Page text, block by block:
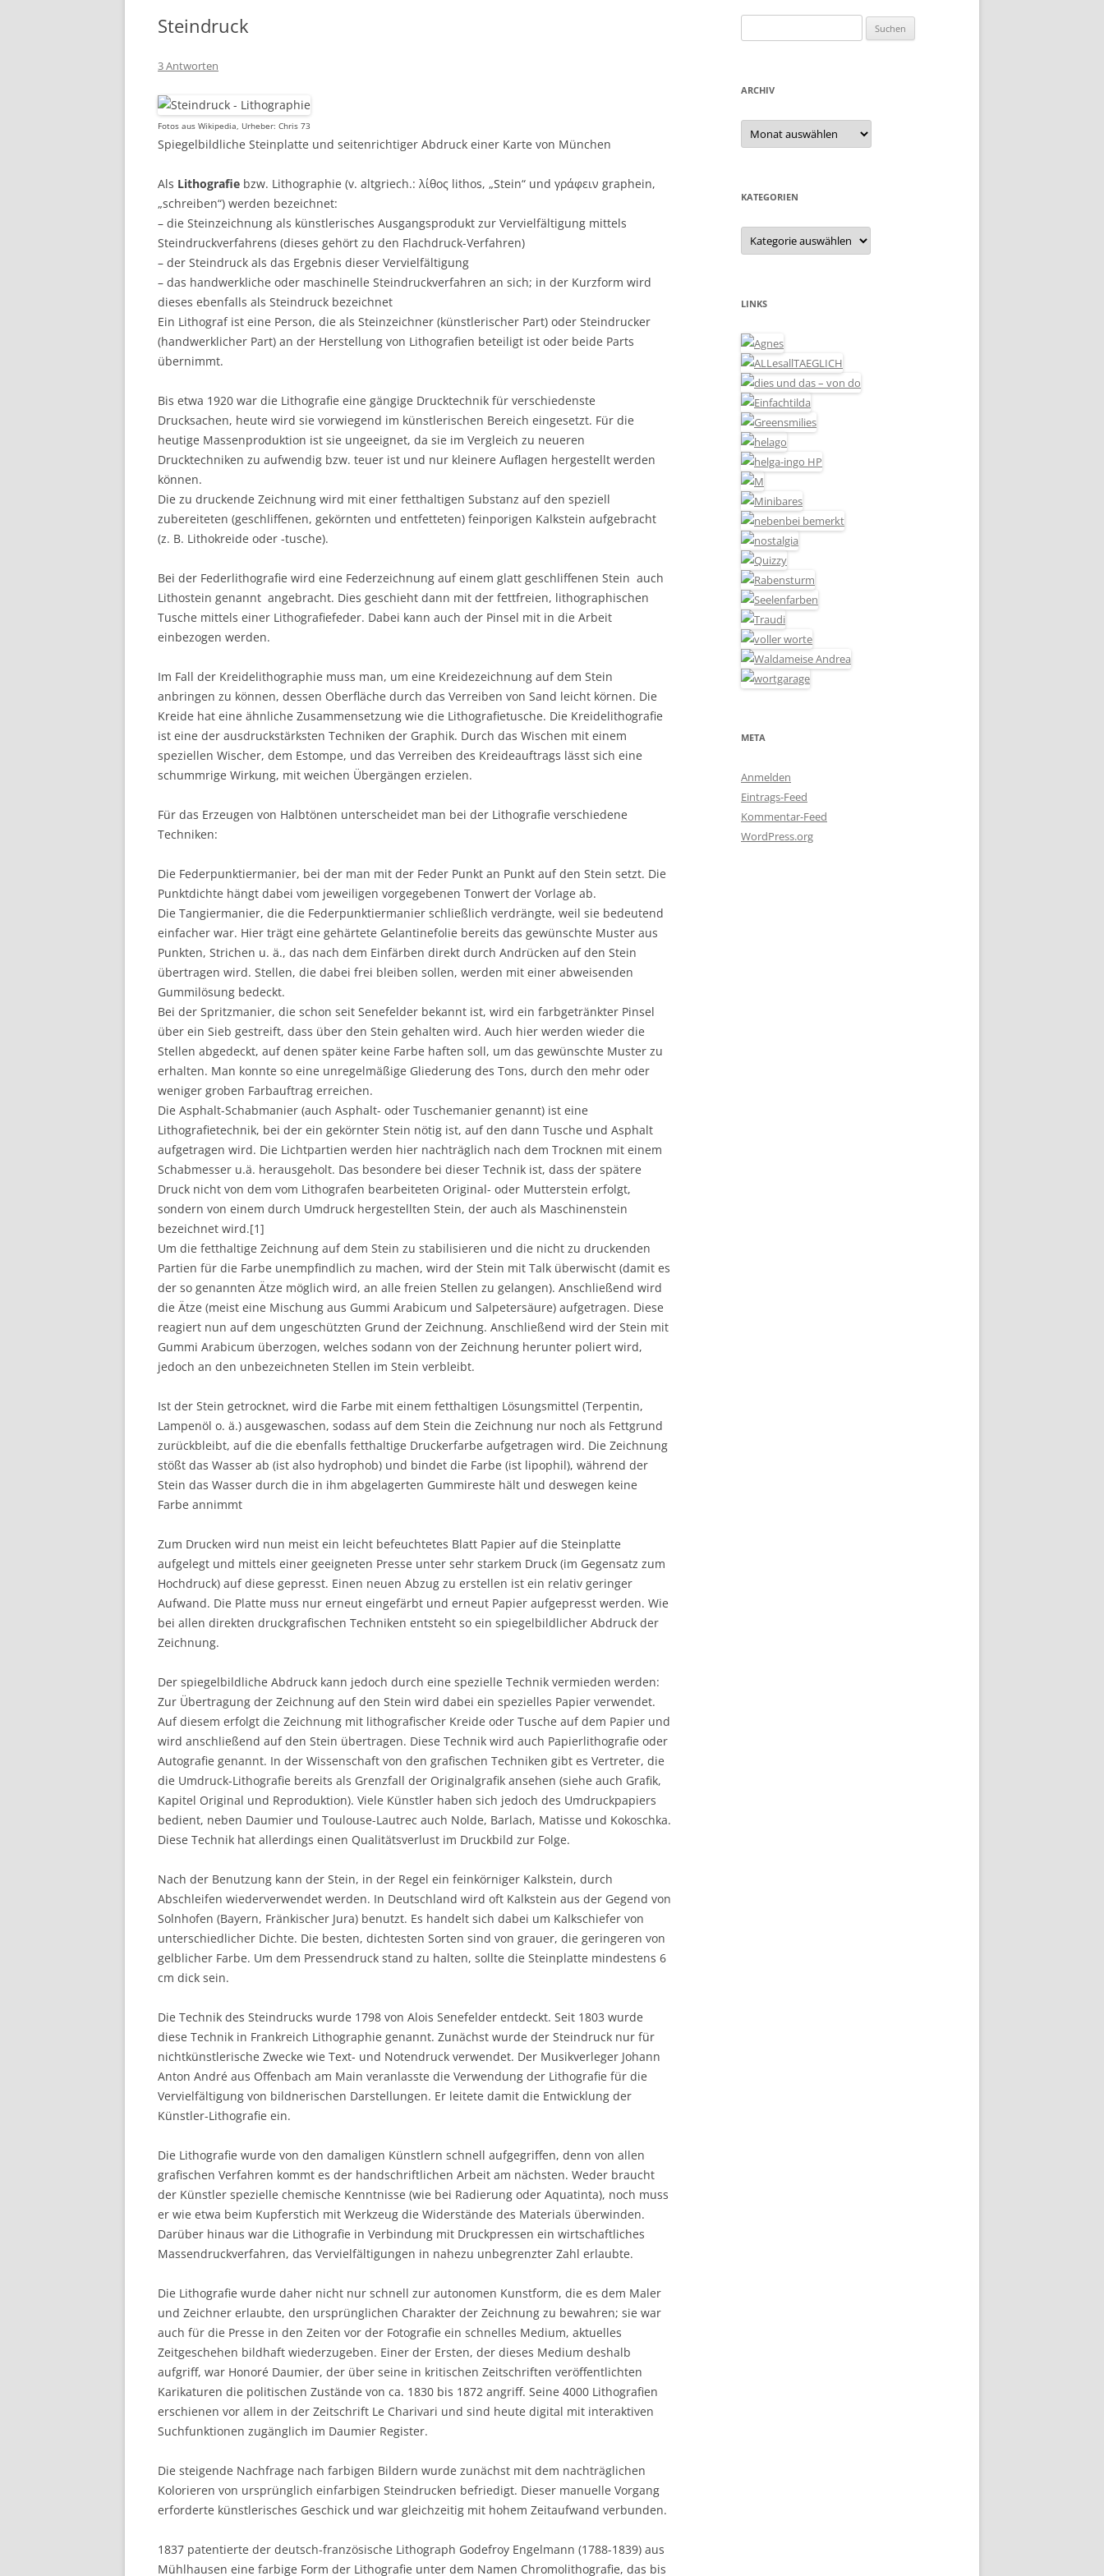
Steindruck
3 Antworten
Fotos aus Wikipedia, Urheber: Chris 73
Spiegelbildliche Steinplatte und seitenrichtiger Abdruck einer Karte von München
Als Lithografie bzw. Lithographie (v. altgriech.: λίθος lithos, „Stein“ und γράφειν graphein,
„schreiben“) werden bezeichnet:
– die Steinzeichnung als künstlerisches Ausgangsprodukt zur Vervielfältigung mittels
Steindruckverfahrens (dieses gehört zu den Flachdruck-Verfahren)
– der Steindruck als das Ergebnis dieser Vervielfältigung
– das handwerkliche oder maschinelle Steindruckverfahren an sich; in der Kurzform wird
dieses ebenfalls als Steindruck bezeichnet
Ein Lithograf ist eine Person, die als Steinzeichner (künstlerischer Part) oder Steindrucker
(handwerklicher Part) an der Herstellung von Lithografien beteiligt ist oder beide Parts
übernimmt.
Bis etwa 1920 war die Lithografie eine gängige Drucktechnik für verschiedenste
Drucksachen, heute wird sie vorwiegend im künstlerischen Bereich eingesetzt. Für die
heutige Massenproduktion ist sie ungeeignet, da sie im Vergleich zu neueren
Drucktechniken zu aufwendig bzw. teuer ist und nur kleinere Auflagen hergestellt werden
können.
Die zu druckende Zeichnung wird mit einer fetthaltigen Substanz auf den speziell
zubereiteten (geschliffenen, gekörnten und entfetteten) feinporigen Kalkstein aufgebracht
(z. B. Lithokreide oder -tusche).
Bei der Federlithografie wird eine Federzeichnung auf einem glatt geschliffenen Stein  auch
Lithostein genannt  angebracht. Dies geschieht dann mit der fettfreien, lithographischen
Tusche mittels einer Lithografiefeder. Dabei kann auch der Pinsel mit in die Arbeit
einbezogen werden.
Im Fall der Kreidelithographie muss man, um eine Kreidezeichnung auf dem Stein
anbringen zu können, dessen Oberfläche durch das Verreiben von Sand leicht körnen. Die
Kreide hat eine ähnliche Zusammensetzung wie die Lithografietusche. Die Kreidelithografie
ist eine der ausdruckstärksten Techniken der Graphik. Durch das Wischen mit einem
speziellen Wischer, dem Estompe, und das Verreiben des Kreideauftrags lässt sich eine
schummrige Wirkung, mit weichen Übergängen erzielen.
Für das Erzeugen von Halbtönen unterscheidet man bei der Lithografie verschiedene
Techniken:
Die Federpunktiermanier, bei der man mit der Feder Punkt an Punkt auf den Stein setzt. Die
Punktdichte hängt dabei vom jeweiligen vorgegebenen Tonwert der Vorlage ab.
Die Tangiermanier, die die Federpunktiermanier schließlich verdrängte, weil sie bedeutend
einfacher war. Hier trägt eine gehärtete Gelantinefolie bereits das gewünschte Muster aus
Punkten, Strichen u. ä., das nach dem Einfärben direkt durch Andrücken auf den Stein
übertragen wird. Stellen, die dabei frei bleiben sollen, werden mit einer abweisenden
Gummilösung bedeckt.
Bei der Spritzmanier, die schon seit Senefelder bekannt ist, wird ein farbgetränkter Pinsel
über ein Sieb gestreift, dass über den Stein gehalten wird. Auch hier werden wieder die
Stellen abgedeckt, auf denen später keine Farbe haften soll, um das gewünschte Muster zu
erhalten. Man konnte so eine unregelmäßige Gliederung des Tons, durch den mehr oder
weniger groben Farbauftrag erreichen.
Die Asphalt-Schabmanier (auch Asphalt- oder Tuschemanier genannt) ist eine
Lithografietechnik, bei der ein gekörnter Stein nötig ist, auf den dann Tusche und Asphalt
aufgetragen wird. Die Lichtpartien werden hier nachträglich nach dem Trocknen mit einem
Schabmesser u.ä. herausgeholt. Das besondere bei dieser Technik ist, dass der spätere
Druck nicht von dem vom Lithografen bearbeiteten Original- oder Mutterstein erfolgt,
sondern von einem durch Umdruck hergestellten Stein, der auch als Maschinenstein
bezeichnet wird.[1]
Um die fetthaltige Zeichnung auf dem Stein zu stabilisieren und die nicht zu druckenden
Partien für die Farbe unempfindlich zu machen, wird der Stein mit Talk überwischt (damit es
der so genannten Ätze möglich wird, an alle freien Stellen zu gelangen). Anschließend wird
die Ätze (meist eine Mischung aus Gummi Arabicum und Salpetersäure) aufgetragen. Diese
reagiert nun auf dem ungeschützten Grund der Zeichnung. Anschließend wird der Stein mit
Gummi Arabicum überzogen, welches sodann von der Zeichnung herunter poliert wird,
jedoch an den unbezeichneten Stellen im Stein verbleibt.
Ist der Stein getrocknet, wird die Farbe mit einem fetthaltigen Lösungsmittel (Terpentin,
Lampenöl o. ä.) ausgewaschen, sodass auf dem Stein die Zeichnung nur noch als Fettgrund
zurückbleibt, auf die die ebenfalls fetthaltige Druckerfarbe aufgetragen wird. Die Zeichnung
stößt das Wasser ab (ist also hydrophob) und bindet die Farbe (ist lipophil), während der
Stein das Wasser durch die in ihm abgelagerten Gummireste hält und deswegen keine
Farbe annimmt
Zum Drucken wird nun meist ein leicht befeuchtetes Blatt Papier auf die Steinplatte
aufgelegt und mittels einer geeigneten Presse unter sehr starkem Druck (im Gegensatz zum
Hochdruck) auf diese gepresst. Einen neuen Abzug zu erstellen ist ein relativ geringer
Aufwand. Die Platte muss nur erneut eingefärbt und erneut Papier aufgepresst werden. Wie
bei allen direkten druckgrafischen Techniken entsteht so ein spiegelbildlicher Abdruck der
Zeichnung.
Der spiegelbildliche Abdruck kann jedoch durch eine spezielle Technik vermieden werden:
Zur Übertragung der Zeichnung auf den Stein wird dabei ein spezielles Papier verwendet.
Auf diesem erfolgt die Zeichnung mit lithografischer Kreide oder Tusche auf dem Papier und
wird anschließend auf den Stein übertragen. Diese Technik wird auch Papierlithografie oder
Autografie genannt. In der Wissenschaft von den grafischen Techniken gibt es Vertreter, die
die Umdruck-Lithografie bereits als Grenzfall der Originalgrafik ansehen (siehe auch Grafik,
Kapitel Original und Reproduktion). Viele Künstler haben sich jedoch des Umdruckpapiers
bedient, neben Daumier und Toulouse-Lautrec auch Nolde, Barlach, Matisse und Kokoschka.
Diese Technik hat allerdings einen Qualitätsverlust im Druckbild zur Folge.
Nach der Benutzung kann der Stein, in der Regel ein feinkörniger Kalkstein, durch
Abschleifen wiederverwendet werden. In Deutschland wird oft Kalkstein aus der Gegend von
Solnhofen (Bayern, Fränkischer Jura) benutzt. Es handelt sich dabei um Kalkschiefer von
unterschiedlicher Dichte. Die besten, dichtesten Sorten sind von grauer, die geringeren von
gelblicher Farbe. Um dem Pressendruck stand zu halten, sollte die Steinplatte mindestens 6
cm dick sein.
Die Technik des Steindrucks wurde 1798 von Alois Senefelder entdeckt. Seit 1803 wurde
diese Technik in Frankreich Lithographie genannt. Zunächst wurde der Steindruck nur für
nichtkünstlerische Zwecke wie Text- und Notendruck verwendet. Der Musikverleger Johann
Anton André aus Offenbach am Main veranlasste die Verwendung der Lithografie für die
Vervielfältigung von bildnerischen Darstellungen. Er leitete damit die Entwicklung der
Künstler-Lithografie ein.
Die Lithografie wurde von den damaligen Künstlern schnell aufgegriffen, denn von allen
grafischen Verfahren kommt es der handschriftlichen Arbeit am nächsten. Weder braucht
der Künstler spezielle chemische Kenntnisse (wie bei Radierung oder Aquatinta), noch muss
er wie etwa beim Kupferstich mit Werkzeug die Widerstände des Materials überwinden.
Darüber hinaus war die Lithografie in Verbindung mit Druckpressen ein wirtschaftliches
Massendruckverfahren, das Vervielfältigungen in nahezu unbegrenzter Zahl erlaubte.
Die Lithografie wurde daher nicht nur schnell zur autonomen Kunstform, die es dem Maler
und Zeichner erlaubte, den ursprünglichen Charakter der Zeichnung zu bewahren; sie war
auch für die Presse in den Zeiten vor der Fotografie ein schnelles Medium, aktuelles
Zeitgeschehen bildhaft wiederzugeben. Einer der Ersten, der dieses Medium deshalb
aufgriff, war Honoré Daumier, der über seine in kritischen Zeitschriften veröffentlichten
Karikaturen die politischen Zustände von ca. 1830 bis 1872 angriff. Seine 4000 Lithografien
erschienen vor allem in der Zeitschrift Le Charivari und sind heute digital mit interaktiven
Suchfunktionen zugänglich im Daumier Register.
Die steigende Nachfrage nach farbigen Bildern wurde zunächst mit dem nachträglichen
Kolorieren von ursprünglich einfarbigen Steindrucken befriedigt. Dieser manuelle Vorgang
erforderte künstlerisches Geschick und war gleichzeitig mit hohem Zeitaufwand verbunden.
1837 patentierte der deutsch-französische Lithograph Godefroy Engelmann (1788-1839) aus
Mühlhausen eine farbige Form der Lithografie unter dem Namen Chromolithografie, das bis
nach:
ARCHIV
Archiv
KATEGORIEN
Kategorien
LINKS
META
Anmelden
Eintrags-Feed
Kommentar-Feed
WordPress.org